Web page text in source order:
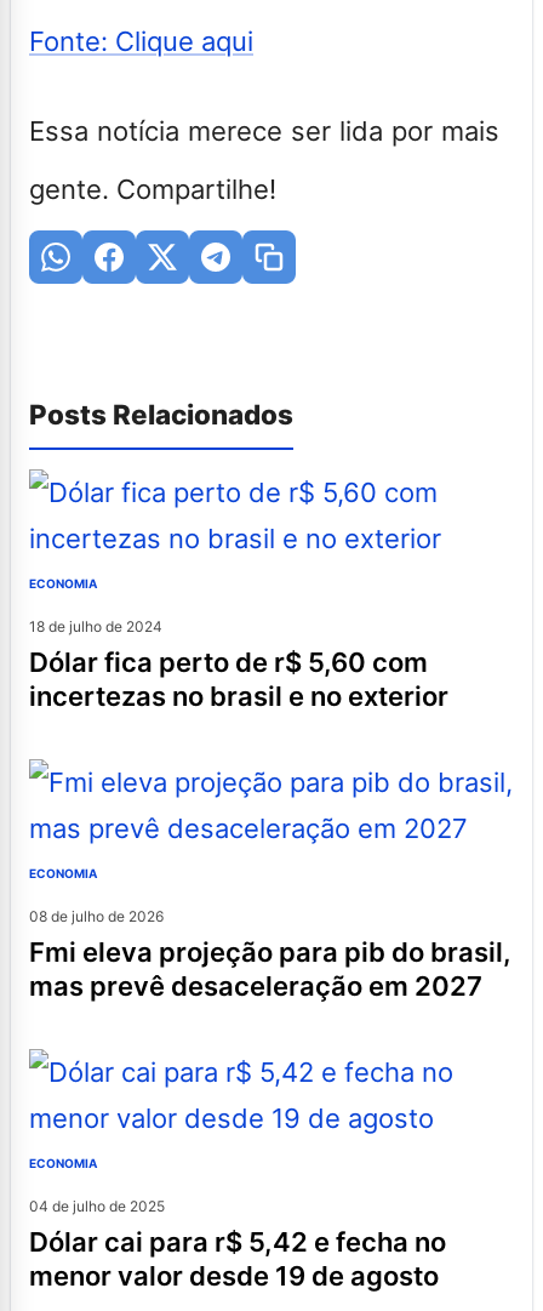
Fonte: Clique aqui
Essa notícia merece ser lida por mais
gente. Compartilhe!
Posts Relacionados
ECONOMIA
18 de julho de 2024
dólar fica perto de r$ 5,60 com
incertezas no brasil e no exterior
ECONOMIA
08 de julho de 2026
fmi eleva projeção para pib do brasil,
mas prevê desaceleração em 2027
ECONOMIA
04 de julho de 2025
dólar cai para r$ 5,42 e fecha no
menor valor desde 19 de agosto